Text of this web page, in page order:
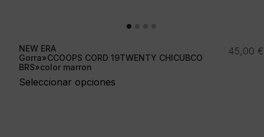
NEW ERA
Gorra»CCOOPS CORD 19TWENTY CHICUBCO
BRS»color marron
Seleccionar opciones
45,00 €